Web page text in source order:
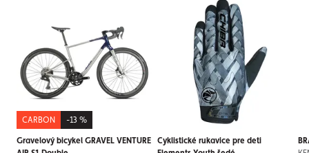
CARBON -13 %
Gravelový bicykel GRAVEL VENTURE
Cyklistické rukavice pre deti